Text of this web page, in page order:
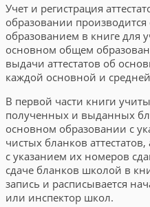
Учет и регистрация
образовании
образованием в книге для
основном общем
выдачи аттестатов об
каждой основной и
В первой части книги
полученных и выданных
основном образовании с
чистых бланков
с указанием их номеров
сдаче бланков школой в
запись и расписывается
или инспектор школ.